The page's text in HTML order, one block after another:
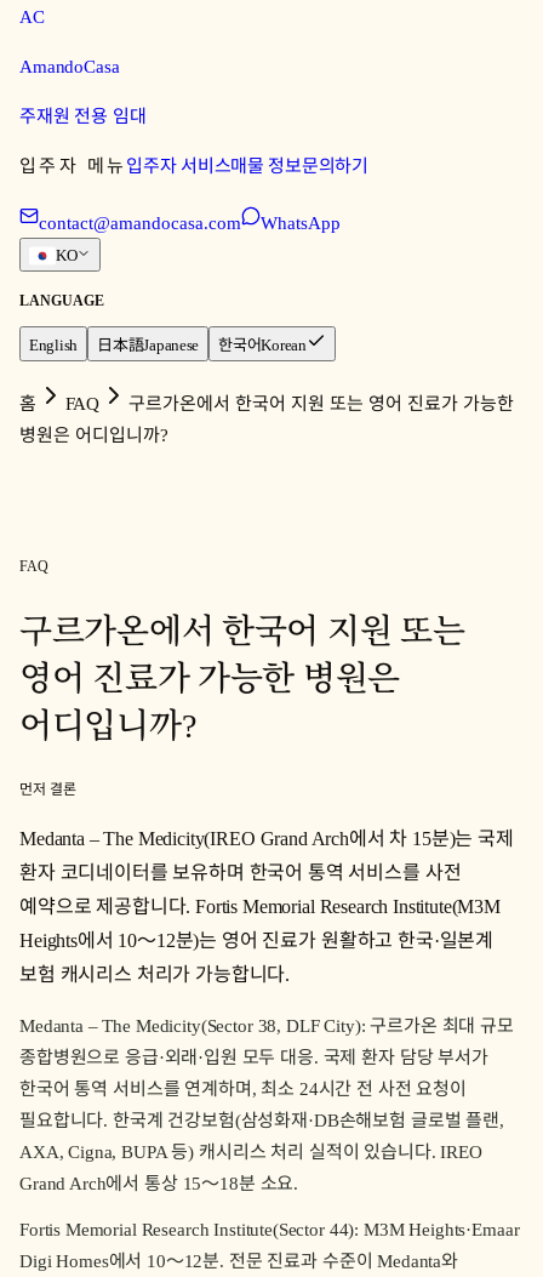
AC
AmandoCasa
주재원 전용 임대
입주자 메뉴입주자 서비스매물 정보문의하기
contact@amandocasa.com WhatsApp
KO
LANGUAGE
English 日本語Japanese 한국어Korean
홈 FAQ
구르가온에서 한국어 지원 또는 영어 진료가 가능한
병원은 어디입니까?
FAQ
구르가온에서 한국어 지원 또는
영어 진료가 가능한 병원은
어디입니까?
먼저 결론
Medanta – The Medicity(IREO Grand Arch에서 차 15분)는 국제
환자 코디네이터를 보유하며 한국어 통역 서비스를 사전
예약으로 제공합니다. Fortis Memorial Research Institute(M3M
Heights에서 10〜12분)는 영어 진료가 원활하고 한국·일본계
보험 캐시리스 처리가 가능합니다.
Medanta – The Medicity(Sector 38, DLF City): 구르가온 최대 규모
종합병원으로 응급·외래·입원 모두 대응. 국제 환자 담당 부서가
한국어 통역 서비스를 연계하며, 최소 24시간 전 사전 요청이
필요합니다. 한국계 건강보험(삼성화재·DB손해보험 글로벌 플랜,
AXA, Cigna, BUPA 등) 캐시리스 처리 실적이 있습니다. IREO
Grand Arch에서 통상 15〜18분 소요.
Fortis Memorial Research Institute(Sector 44): M3M Heights·Emaar
Digi Homes에서 10〜12분. 전문 진료과 수준이 Medanta와